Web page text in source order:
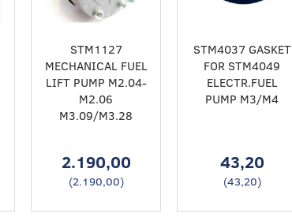
STM1127
MECHANICAL FUEL
LIFT PUMP M2.04-
M2.06
M3.09/M3.28
2.190,00
(2.190,00)
STM4037 GASKET
FOR STM4049
ELECTR.FUEL
PUMP M3/M4
43,20
(43,20)